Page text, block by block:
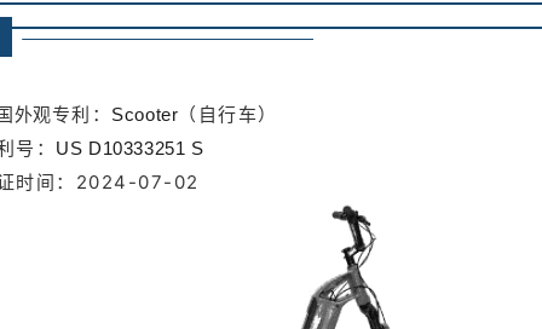
外观专利： Scooter （自行车）
号： US D10333251 S
时间：2024-07-02